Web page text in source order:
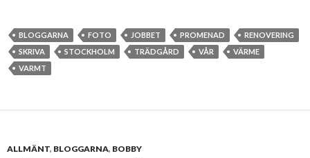
BLOGGARNA FOTO JOBBET PROMENAD
RENOVERING
SKRIVA
STOCKHOLM TRÄDGÅRD VÅR
VÄRME
VARMT
ALLMÄNT, BLOGGARNA, BOBBY